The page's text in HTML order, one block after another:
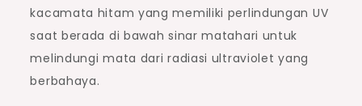
kacamata hitam yang memiliki perlindungan UV
saat berada di bawah sinar matahari untuk
melindungi mata dari radiasi ultraviolet yang
berbahaya.